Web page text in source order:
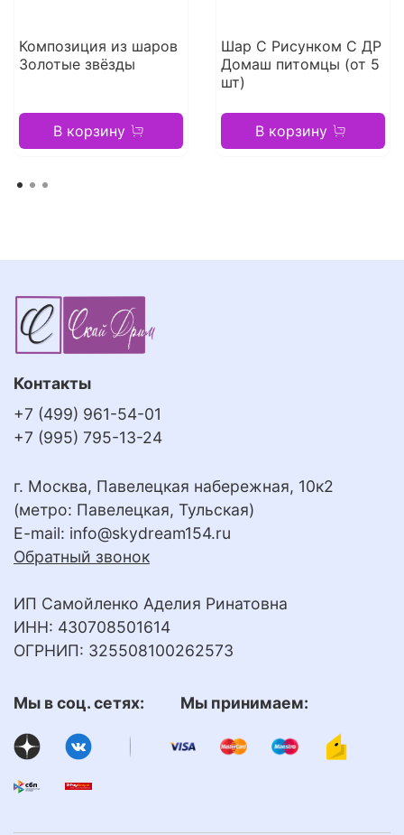
Композиция из шаров
Золотые звёзды
В корзину
Шар С Рисунком С ДР
Домаш питомцы (от 5
шт)
В корзину
Контакты
+7 (499) 961-54-01
+7 (995) 795-13-24
г. Москва, Павелецкая набережная, 10к2
(метро: Павелецкая, Тульская)
E-mail: info@skydream154.ru
Обратный звонок
ИП Самойленко Аделия Ринатовна
ИНН: 430708501614
ОГРНИП: 325508100262573
Мы в соц. сетях: Мы принимаем: